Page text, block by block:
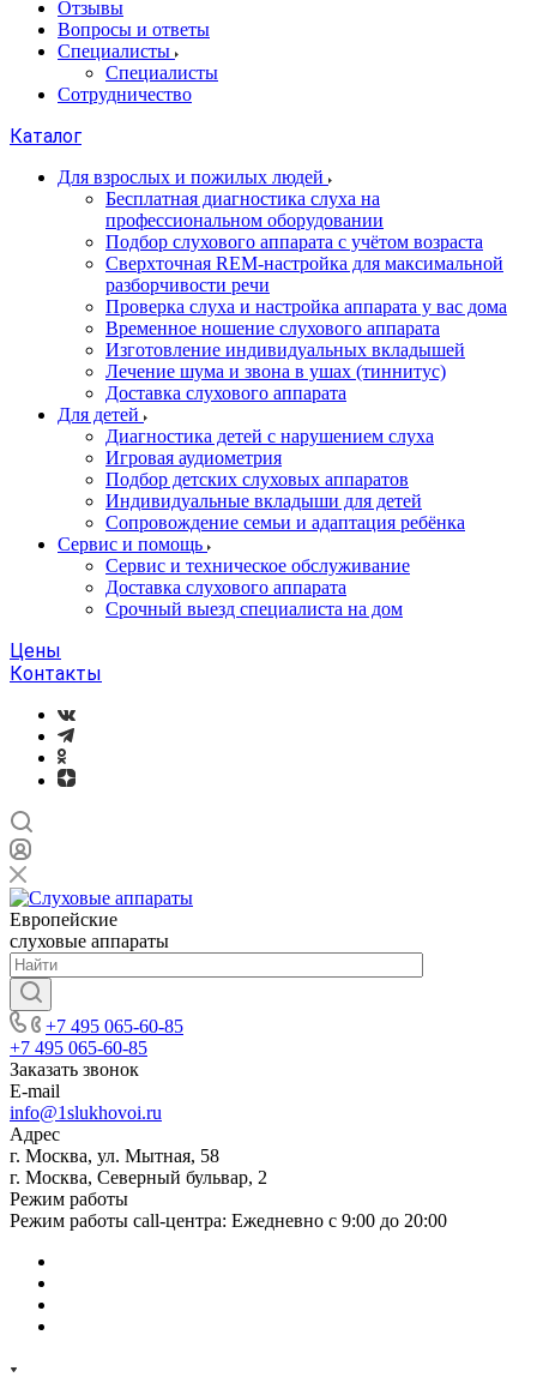
Отзывы
Вопросы и ответы
Специалисты
Специалисты
Сотрудничество
Каталог
Для взрослых и пожилых людей
Бесплатная диагностика слуха на
профессиональном оборудовании
Подбор слухового аппарата с учётом возраста
Сверхточная REM-настройка для максимальной
разборчивости речи
Проверка слуха и настройка аппарата у вас дома
Временное ношение слухового аппарата
Изготовление индивидуальных вкладышей
Лечение шума и звона в ушах (тиннитус)
Доставка слухового аппарата
Для детей
Диагностика детей с нарушением слуха
Игровая аудиометрия
Подбор детских слуховых аппаратов
Индивидуальные вкладыши для детей
Сопровождение семьи и адаптация ребёнка
Сервис и помощь
Сервис и техническое обслуживание
Доставка слухового аппарата
Срочный выезд специалиста на дом
Цены
Контакты
Европейские
слуховые аппараты
+7 495 065-60-85
+7 495 065-60-85
Заказать звонок
E-mail
info@1slukhovoi.ru
Адрес
г. Москва, ул. Мытная, 58
г. Москва, Северный бульвар, 2
Режим работы
Режим работы call-центра: Ежедневно с 9:00 до 20:00